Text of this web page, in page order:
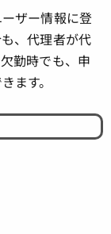
ザー情報に登
、代理者が代
勤時でも、申
ます。